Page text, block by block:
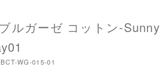
ルガーゼ コットン-Sunny
WG-015-01